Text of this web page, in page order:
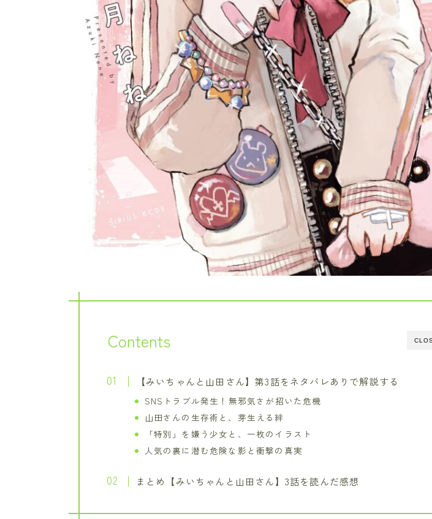
Contents
【みいちゃんと山田さん】第3話をネタバレありで解説する
SNSトラブル発生！無邪気さが招いた危機
山田さんの生存術と、芽生える絆
「特別」を嫌う少女と、一枚のイラスト
人気の裏に潜む危険な影と衝撃の真実
まとめ【みいちゃんと山田さん】3話を読んだ感想